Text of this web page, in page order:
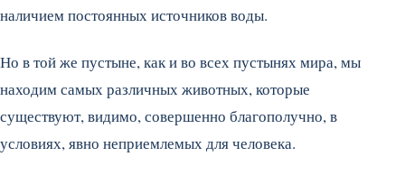
наличием постоянных источников воды.
Но в той же пустыне, как и во всех пустынях мира, мы
находим самых различных животных, которые
существуют, видимо, совершенно благополучно, в
условиях, явно неприемлемых для человека.